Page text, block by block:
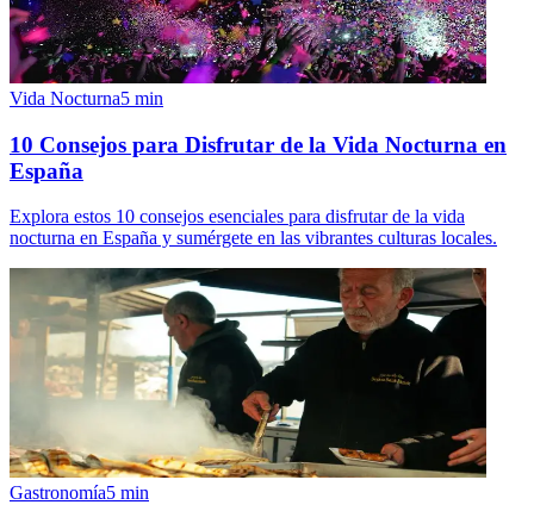
Vida Nocturna5 min
10 Consejos para Disfrutar de la Vida Nocturna en
España
Explora estos 10 consejos esenciales para disfrutar de la vida
nocturna en España y sumérgete en las vibrantes culturas locales.
Gastronomía5 min